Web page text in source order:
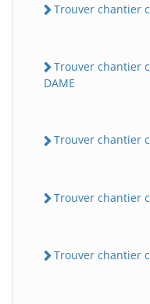
Trouver chantier
Trouver chantier
DAME
Trouver chantier
Trouver chantier
Trouver chantier